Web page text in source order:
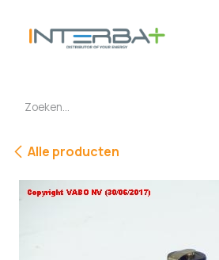
Alle producten